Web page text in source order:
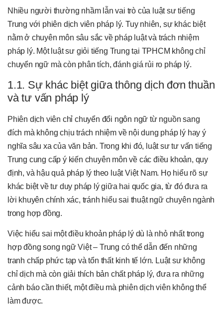
Nhiều người thường nhầm lẫn vai trò của luật sư tiếng
Trung với phiên dịch viên pháp lý. Tuy nhiên, sự khác biệt
nằm ở chuyên môn sâu sắc về pháp luật và trách nhiệm
pháp lý. Một luật sư giỏi tiếng Trung tại TPHCM không chỉ
chuyển ngữ mà còn phân tích, đánh giá rủi ro pháp lý.
1.1. Sự khác biệt giữa thông dịch đơn thuần
và tư vấn pháp lý
Phiên dịch viên chỉ chuyển đổi ngôn ngữ từ nguồn sang
đích mà không chịu trách nhiệm về nội dung pháp lý hay ý
nghĩa sâu xa của văn bản. Trong khi đó, luật sư tư vấn tiếng
Trung cung cấp ý kiến chuyên môn về các điều khoản, quy
định, và hậu quả pháp lý theo luật Việt Nam. Họ hiểu rõ sự
khác biệt về tư duy pháp lý giữa hai quốc gia, từ đó đưa ra
lời khuyên chính xác, tránh hiểu sai thuật ngữ chuyên ngành
trong hợp đồng.
Việc hiểu sai một điều khoản pháp lý dù là nhỏ nhất trong
hợp đồng song ngữ Việt – Trung có thể dẫn đến những
tranh chấp phức tạp và tổn thất kinh tế lớn. Luật sư không
chỉ dịch mà còn giải thích bản chất pháp lý, đưa ra những
cảnh báo cần thiết, một điều mà phiên dịch viên không thể
làm được.